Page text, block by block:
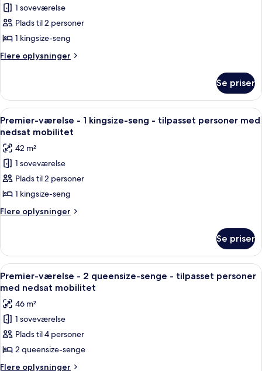
-
terrasse
personer
med
nedsat
mobilitet
terrasse
Premier-
værelse
-
1
-
tilpasset
personer
med
nedsat
mobilitet
-
balkon
1 soveværelse
Plads til 2 personer
1 kingsize-seng
Flere oplysninger
Flere
værelse
1
kingsize-
tilpasset
personer
med
nedsat
-
Se priser
Indlæs
alle
billeder
af
Premier-
værelse
-
1
-
tilpasset
personer
med
nedsat
mobilitet
Et moderne hotelværelse med en
12
Premier-værelse - 1 kingsize-seng - tilpasset personer med
nedsat mobilitet
42 m²
1 soveværelse
Plads til 2 personer
1 kingsize-seng
Flere oplysninger
Flere
værelse
1
kingsize-
tilpasset
personer
med
nedsat
Se priser
Indlæs
alle
billeder
af
Premier-
værelse
-
2
Italienske lagner fra Frette,
7
Premier-værelse - 2 queensize-senge - tilpasset personer
med nedsat mobilitet
46 m²
1 soveværelse
Plads til 4 personer
2 queensize-senge
Flere oplysninger
Flere